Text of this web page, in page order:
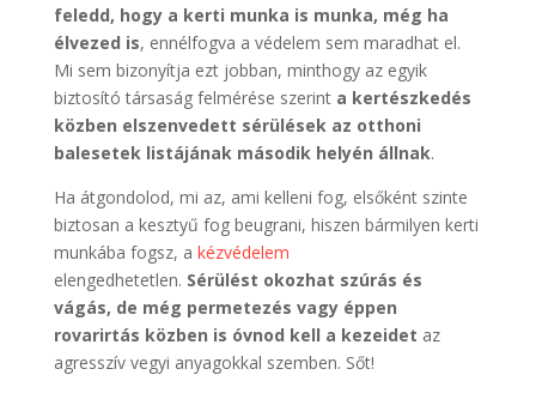
feledd, hogy a kerti munka is munka, még ha
élvezed is, ennélfogva a védelem sem maradhat el.
Mi sem bizonyítja ezt jobban, minthogy az egyik
biztosító társaság felmérése szerint a kertészkedés
közben elszenvedett sérülések az otthoni
balesetek listájának második helyén állnak.
Ha átgondolod, mi az, ami kelleni fog, elsőként szinte
biztosan a kesztyű fog beugrani, hiszen bármilyen kerti
munkába fogsz, a kézvédelem
elengedhetetlen. Sérülést okozhat szúrás és
vágás, de még permetezés vagy éppen
rovarirtás közben is óvnod kell a kezeidet az
agresszív vegyi anyagokkal szemben. Sőt!